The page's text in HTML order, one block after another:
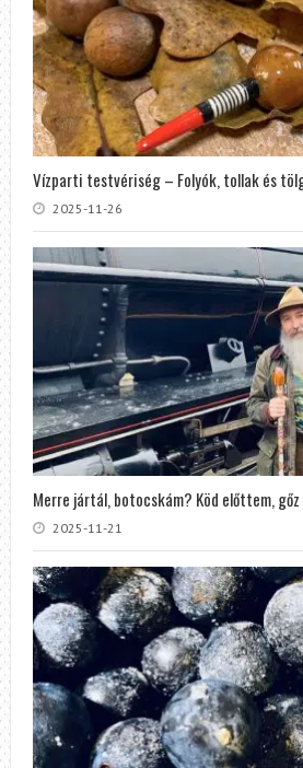
Vízparti testvériség – Folyók, tollak és
2025-11-26
Merre jártál, botocskám? Köd előttem,
2025-11-21